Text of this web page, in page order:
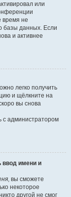
или
время не
базы данных. Если
и активнее
легко получить
и щёлкните на
вы снова
с администратором
ввод имени и
, вы сможете
некоторое
другой не смог